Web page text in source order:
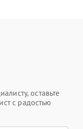
оставьте
с радостью